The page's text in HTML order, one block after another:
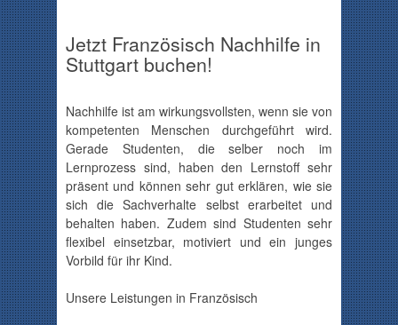
Jetzt Französisch Nachhilfe in
Stuttgart buchen!
Nachhilfe ist am wirkungsvollsten, wenn sie von
kompetenten Menschen durchgeführt wird.
Gerade Studenten, die selber noch im
Lernprozess sind, haben den Lernstoff sehr
präsent und können sehr gut erklären, wie sie
sich die Sachverhalte selbst erarbeitet und
behalten haben. Zudem sind Studenten sehr
flexibel einsetzbar, motiviert und ein junges
Vorbild für ihr Kind.
Unsere Leistungen in Französisch